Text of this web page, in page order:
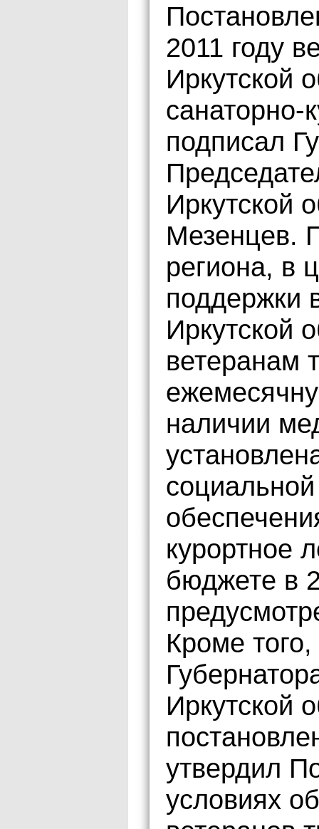
2011 году
Иркутской
санаторно-
подписал
Иркутской
Мезенцев.
региона, в
поддержки
Иркутской
ветеранам
наличии
курортное
бюджете в
Кроме
Иркутской
утвердил
условиях